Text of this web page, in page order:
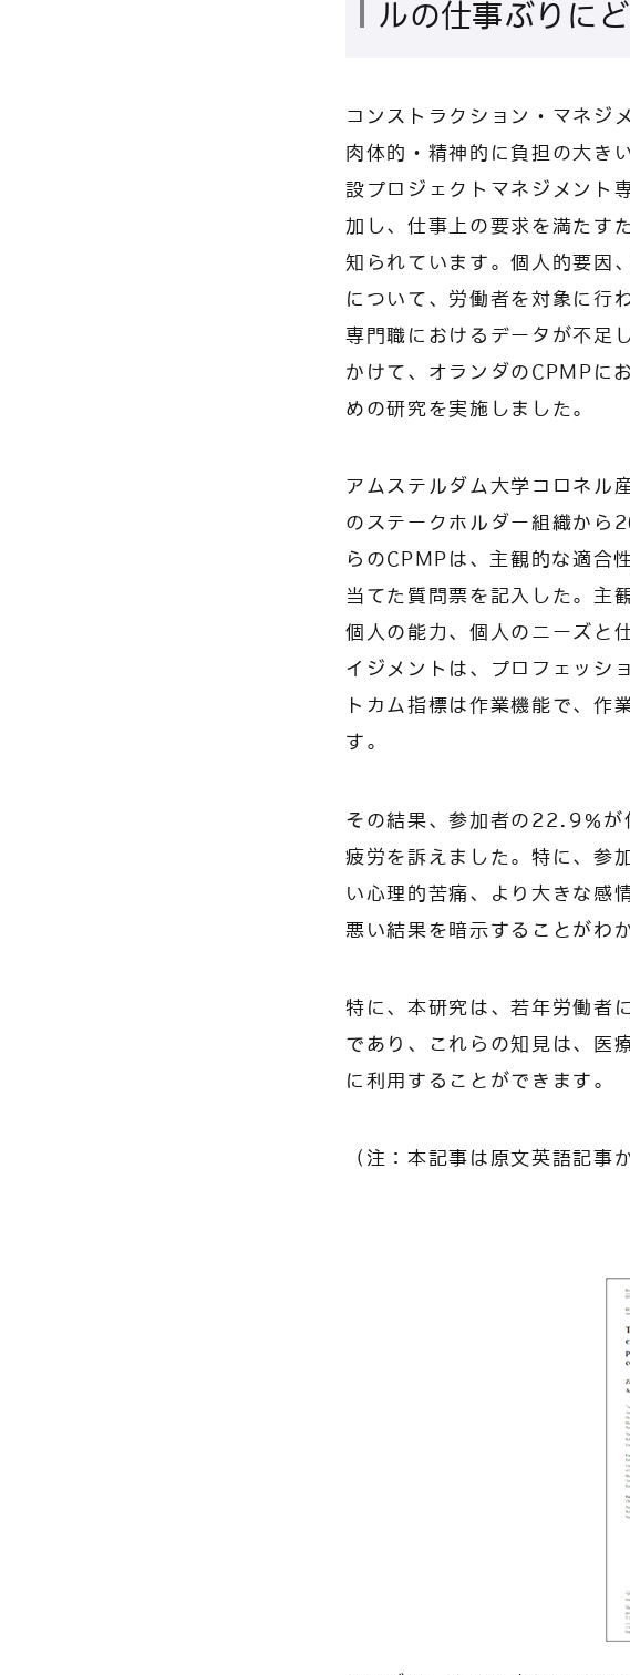
ルの仕事ぶりに
コンストラクション・マネジ
肉体的・精神的に負担の大き
設プロジェクトマネジメント
加し、仕事上の要求を満たす
知られています。個人的要因
について、労働者を対象に行
専門職におけるデータが不
かけて、オランダのCPMPに
めの研究を実施しました。
アムステルダム大学コロネル
のステークホルダー組織か
らのCPMPは、主観的な適合
当てた質問票を記入した。主
個人の能力、個人のニーズと
イジメントは、プロフェッシ
トカム指標は作業機能で、作
す。
その結果、参加者の22.9％が
疲労を訴えました。特に、参
い心理的苦痛、より大きな感
悪い結果を暗示することがわ
特に、本研究は、若年労働者
であり、これらの知見は、医
に利用することができます。
（注：本記事は原文英語記事